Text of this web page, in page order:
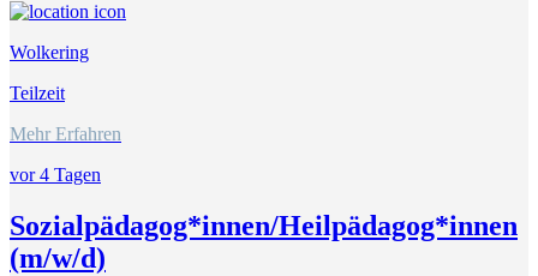
Wolkering
Teilzeit
Mehr Erfahren
vor 4 Tagen
Sozialpädagog*innen/Heilpädagog*innen
(m/w/d)